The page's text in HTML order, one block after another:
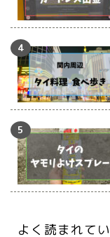
よく読まれて